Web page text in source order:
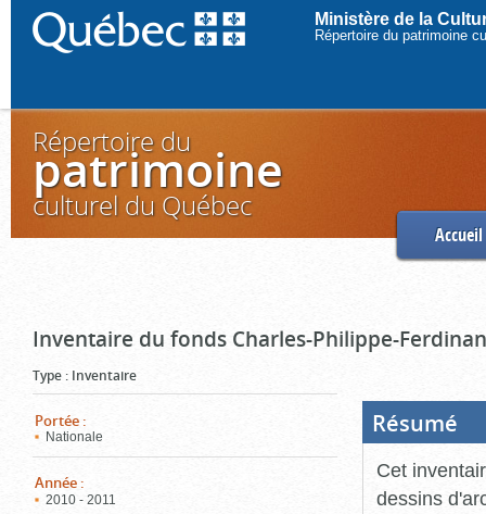
Ministère de la
Répertoire du patrimoine
Répertoire du
patrimoine
culturel du Québec
Accueil
Inventaire du fonds Charles-Philippe-
Type : Inventaire
Portée :
Nationale
Année :
2010 - 2011
Résumé
Cet
dessins